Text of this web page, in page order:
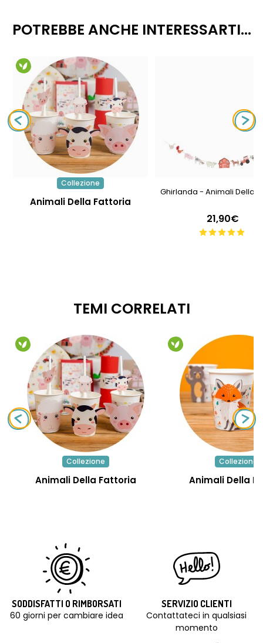
POTREBBE ANCHE INTERESSARTI...
Collezione
Animali Della Fattoria
Ghirlanda - Animali Della
21,90€
TEMI CORRELATI
Collezione
Animali Della Fattoria
Collezione
Animali Della
SODDISFATTI O RIMBORSATI
60 giorni per cambiare idea
SERVIZIO CLIENTI
Contattateci in qualsiasi
momento